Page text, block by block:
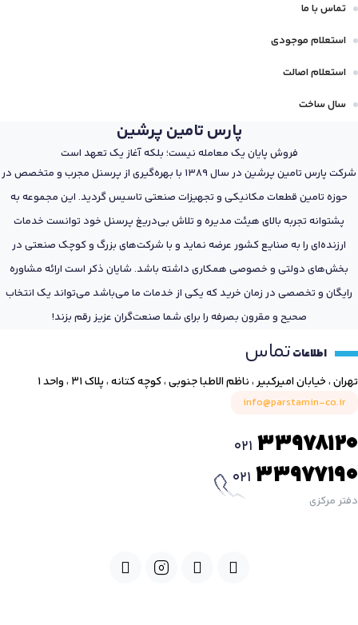
تماس با ما
استعلام موجودی
استعلام اصالت
سال ساخت
پارس تامین پرشین
فروش پایان یک معامله نیست؛ بلکه آغاز یک تعهد است
شرکت پارس تامین پرشین در سال 1389 با بهره‌گیری از پرسنل مجرب و متخصص در
حوزه تامین قطعات مکانیکی و تجهیزات صنعتی تاسیس گردید. این مجموعه به
پشتوانه تجربه بالای هیئت مدیره و تلاش بی‌دریغ پرسنل خود توانست خدمات
ارزنده‌ای را به صنایع کشور عرضه نماید و با شرکت‌های بزرگ و کوچک صنعتی در
بخش‌های دولتی و خصوصی همکاری داشته باشد. شایان ذکر است ارائه مشاوره
رایگان و تخصصی در زمان خرید که یکی از خدمات ما می‌باشد می‌تواند یک انتخاب
صحیح و مقرون بصرفه را برای شما صنعت‌گران عزیز رقم بزند!
اطلاعاتتماس
تهران ، خیابان امیرکبیر ، ناظم الاطبا جنوبی ، کوچه کتانه ، پلاک ۳۱ ، واحد ۱
info@parstamin-co.ir
021 33978120
021 33977190
دفتر مرکزی